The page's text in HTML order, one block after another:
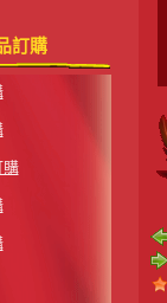
訂購
購